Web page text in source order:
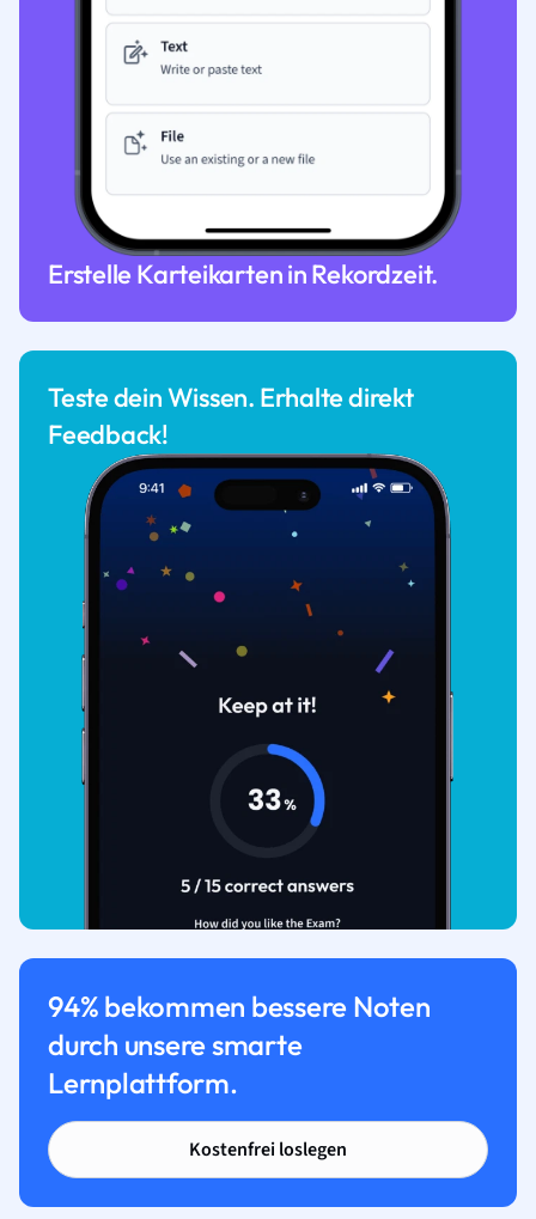
Erstelle Karteikarten in Rekordzeit.
Teste dein Wissen. Erhalte direkt
Feedback!
94% bekommen bessere Noten
durch unsere smarte
Lernplattform.
Kostenfrei loslegen